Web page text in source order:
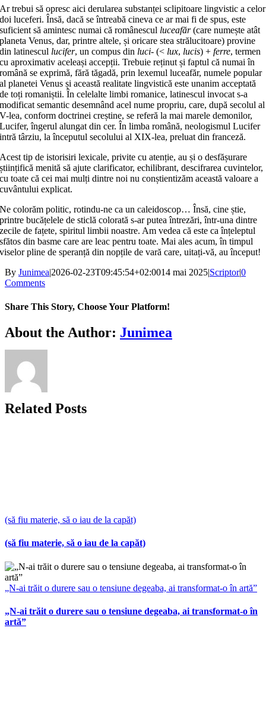
Ar trebui să opresc aici derularea substanței sclipitoare lingvistic a celor
doi luceferi. Însă, dacă se întreabă cineva ce ar mai fi de spus, este
suficient să amintesc numai că românescul luceafăr(care numește atât
planeta Venus, dar, printre altele, și oricare stea strălucitoare) provine
din latinescul lucifer, un compus din luci-(< lux, lucis) +ferre, termen
cu aproximativ aceleași accepții. Trebuie reținut și faptul că numai în
română se exprimă, fără tăgadă, prin lexemul luceafăr, numele popular
al planetei Venus și această realitate lingvistică este unanim acceptată
de toți romaniștii. În celelalte limbi romanice, latinescul invocat s-a
modificat semantic desemnând acel nume propriu, care, după secolul al
V-lea, conform doctrinei creștine, se referă la mai marele demonilor,
Lucifer, îngerul alungat din cer. În limba română, neologismul Lucifer
intră târziu, la începutul secolului al XIX-lea, preluat din franceză.
Acest tip de istorisiri lexicale, privite cu atenție, au și o desfășurare
științifică menită să ajute clarificator, echilibrant, descifrarea cuvintelor,
cu toate că cei mai mulți dintre noi nu conștientizăm această valoare a
cuvântului explicat.
Ne colorăm politic, rotindu-ne ca un caleidoscop… Însă, cine știe,
printre bucățelele de sticlă colorată s-ar putea întrezări, într-una dintre
zecile de fațete, spiritul limbii noastre. Am vedea că este ca înțeleptul
sfătos din basme care are leac pentru toate. Mai ales acum, în timpul
viselor pline de speranță din nopțile de vară care, uitați-vă, au început!
By Junimea|2026-02-23T09:45:54+02:0014 mai 2025|Scriptor|0
Comments
Share This Story, Choose Your Platform!
Facebook
X
Bluesky
Reddit
LinkedIn
WhatsApp
Telegram
Tumblr
Xing
Email
Copy
Link
About the Author: Junimea
Related Posts
(să fiu materie, să o iau de la capăt)
(să fiu materie, să o iau de la capăt)
„N-ai trăit o durere sau o tensiune degeaba, ai transformat-o în artă”
„N-ai trăit o durere sau o tensiune degeaba, ai transformat-o în
artă”